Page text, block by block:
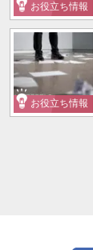
お役立ち情報
お役立ち情報